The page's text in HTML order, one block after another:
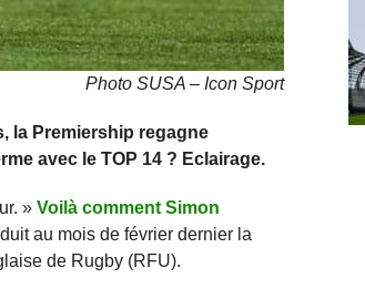
Photo SUSA – Icon Sport
la Premiership regagne
avec le TOP 14 ? Eclairage.
» Voilà comment Simon
au mois de février dernier la
de Rugby (RFU).